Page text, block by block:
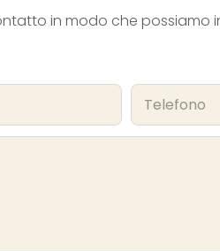
in modo che possiamo
Telefono